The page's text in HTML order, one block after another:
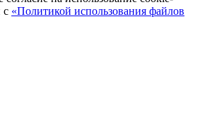
с «Политикой использования файлов